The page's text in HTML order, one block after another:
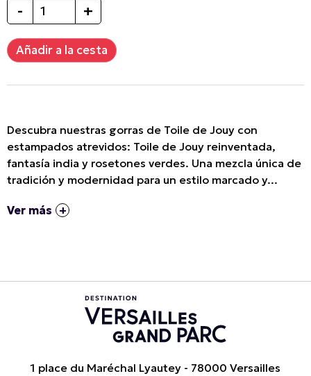
- +
Descubra nuestras gorras de Toile de Jouy con
estampados atrevidos: Toile de Jouy reinventada,
fantasía india y rosetones verdes. Una mezcla única de
tradición y modernidad para un estilo marcado y...
Ver más
1 place du Maréchal Lyautey - 78000 Versailles